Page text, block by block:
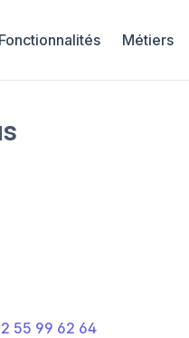
Fonctionnalités Métiers
55 99 62 64